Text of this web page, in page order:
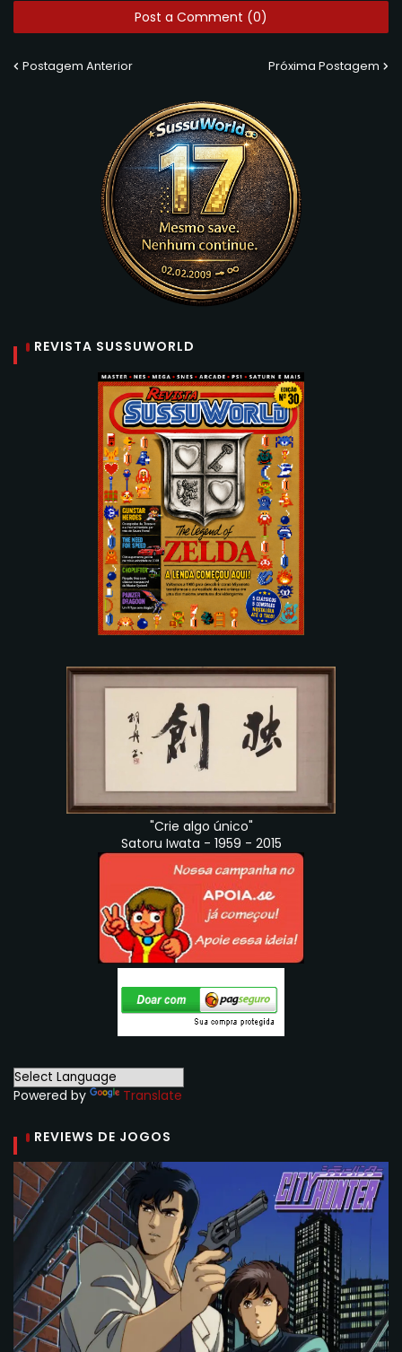
Post a Comment (0)
Postagem Anterior Próxima Postagem
REVISTA SUSSUWORLD
"Crie algo único"
Satoru Iwata - 1959 - 2015
Powered by Translate
REVIEWS DE JOGOS